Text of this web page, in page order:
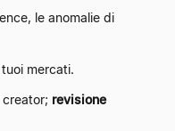
le anomalie di
mercati.
revisione